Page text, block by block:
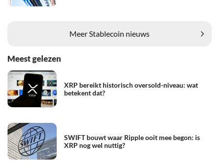
Meer Stablecoin nieuws
Meest gelezen
XRP bereikt historisch oversold-niveau: wat
betekent dat?
SWIFT bouwt waar Ripple ooit mee begon: is
XRP nog wel nuttig?